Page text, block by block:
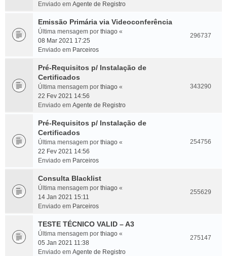
Enviado em Agente de Registro
Emissão Primária via Videoconferência
Última mensagem por thiago «
08 Mar 2021 17:25
Enviado em Parceiros
296737
Pré-Requisitos p/ Instalação de
Certificados
Última mensagem por thiago «
22 Fev 2021 14:56
Enviado em Agente de Registro
343290
Pré-Requisitos p/ Instalação de
Certificados
Última mensagem por thiago «
22 Fev 2021 14:56
Enviado em Parceiros
254756
Consulta Blacklist
Última mensagem por thiago «
14 Jan 2021 15:11
Enviado em Parceiros
255629
TESTE TÉCNICO VALID – A3
Última mensagem por thiago «
05 Jan 2021 11:38
Enviado em Agente de Registro
275147